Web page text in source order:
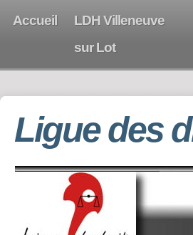
Accueil
LDH Villeneuve
sur Lot
Ligue des